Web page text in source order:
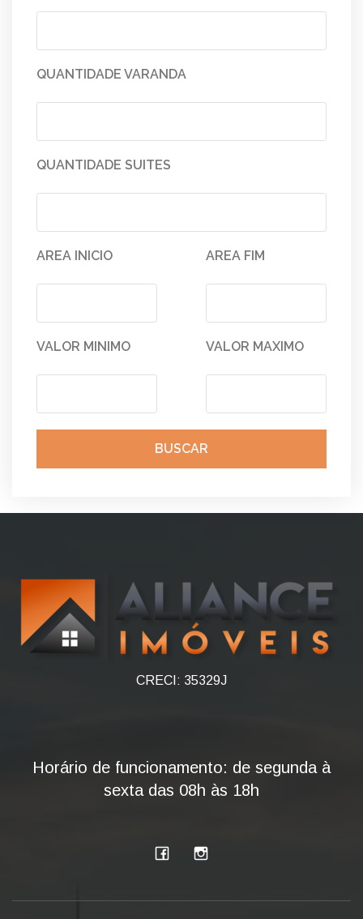
QUANTIDADE VARANDA
QUANTIDADE SUITES
AREA INICIO AREA FIM
VALOR MINIMO VALOR MAXIMO
BUSCAR
CRECI: 35329J
Horário de funcionamento: de segunda à
sexta das 08h às 18h